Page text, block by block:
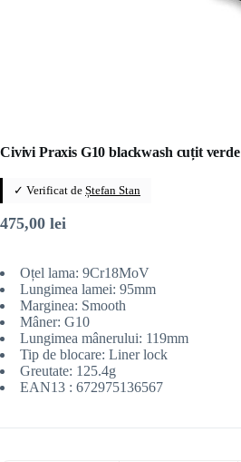
Civivi Praxis G10 blackwash cuțit verde
✓ Verificat de Ștefan Stan
475,00 lei
Oțel lama: 9Cr18MoV
Lungimea lamei: 95mm
Marginea: Smooth
Mâner: G10
Lungimea mânerului: 119mm
Tip de blocare: Liner lock
Greutate: 125.4g
EAN13 : 672975136567